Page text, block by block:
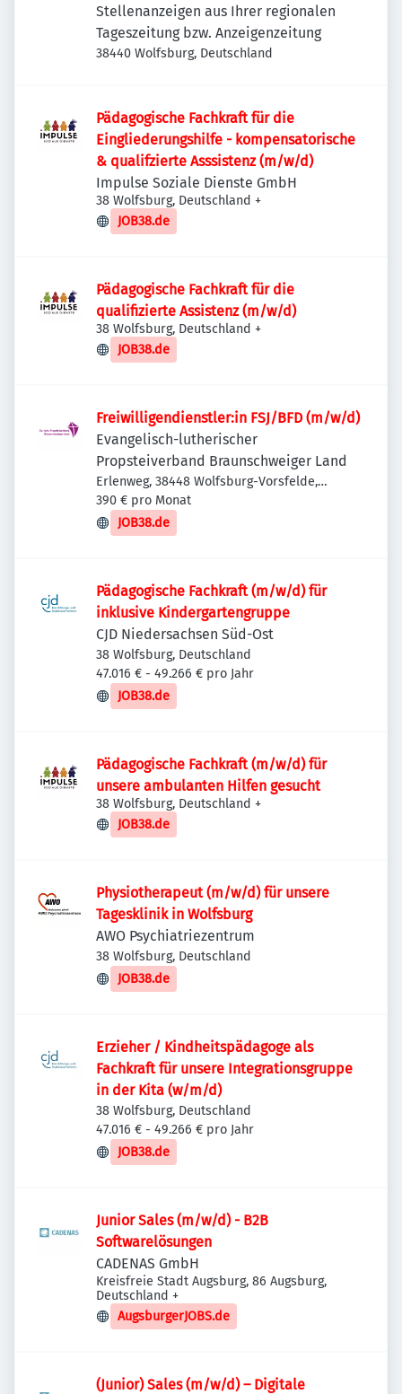
Stellenanzeigen aus Ihrer regionalen
Tageszeitung bzw. Anzeigenzeitung
38440 Wolfsburg, Deutschland
Pädagogische Fachkraft für die
Eingliederungshilfe - kompensatorische
& qualifzierte Asssistenz (m/w/d)
Impulse Soziale Dienste GmbH
38 Wolfsburg, Deutschland +
JOB38.de
Pädagogische Fachkraft für die
qualifizierte Assistenz (m/w/d)
38 Wolfsburg, Deutschland +
JOB38.de
Freiwilligendienstler:in FSJ/BFD (m/w/d)
Evangelisch-lutherischer
Propsteiverband Braunschweiger Land
Erlenweg, 38448 Wolfsburg-Vorsfelde,
Deutschland
390 € pro Monat
JOB38.de
Pädagogische Fachkraft (m/w/d) für
inklusive Kindergartengruppe
CJD Niedersachsen Süd-Ost
38 Wolfsburg, Deutschland
47.016 € - 49.266 € pro Jahr
JOB38.de
Pädagogische Fachkraft (m/w/d) für
unsere ambulanten Hilfen gesucht
38 Wolfsburg, Deutschland +
JOB38.de
Physiotherapeut (m/w/d) für unsere
Tagesklinik in Wolfsburg
AWO Psychiatriezentrum
38 Wolfsburg, Deutschland
JOB38.de
Erzieher / Kindheitspädagoge als
Fachkraft für unsere Integrationsgruppe
in der Kita (w/m/d)
38 Wolfsburg, Deutschland
47.016 € - 49.266 € pro Jahr
JOB38.de
Junior Sales (m/w/d) - B2B
Softwarelösungen
CADENAS GmbH
Kreisfreie Stadt Augsburg, 86 Augsburg,
Deutschland +
AugsburgerJOBS.de
(Junior) Sales (m/w/d) – Digitale